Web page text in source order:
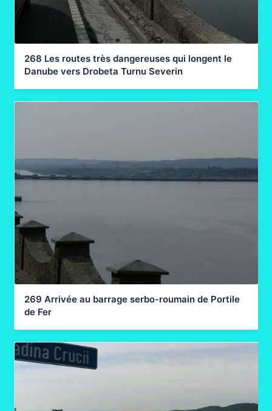
268 Les routes très dangereuses qui longent le
Danube vers Drobeta Turnu Severin
269 Arrivée au barrage serbo-roumain de Portile
de Fer